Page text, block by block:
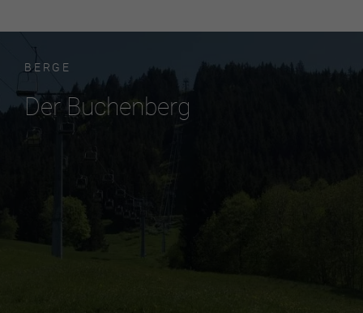
BERGE
Der Buchenberg